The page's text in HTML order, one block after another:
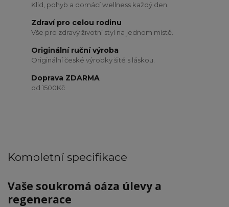
Klid, pohyb a domácí wellness každý den.
Zdraví pro celou rodinu
Vše pro zdravý životní styl na jednom místě.
Originální ruční výroba
Originální české výrobky šité s láskou.
Doprava ZDARMA
od 1500Kč
Kompletní specifikace
Vaše soukromá oáza úlevy a
regenerace